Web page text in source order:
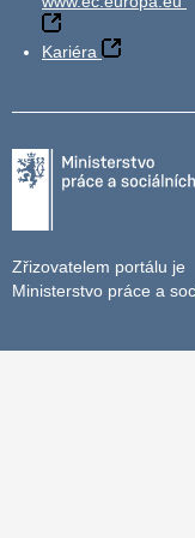
Kariéra
Zřizovatelem portálu je
Ministerstvo práce a